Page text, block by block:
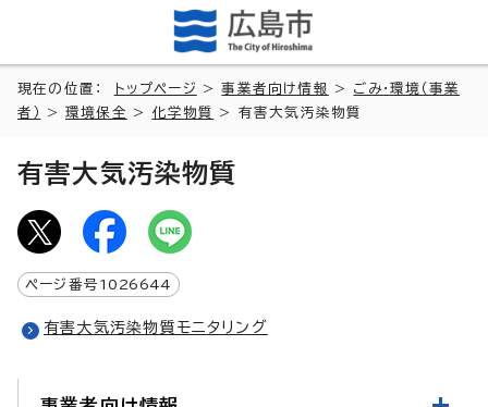
現在の位置： トップページ >事業者向け情報 > ごみ・環境（事業
者）
>環境保全 >化学物質 > 有害大気汚染物質
有害大気汚染物質
ページ番号 1026644
有害大気汚染物質モニタリング